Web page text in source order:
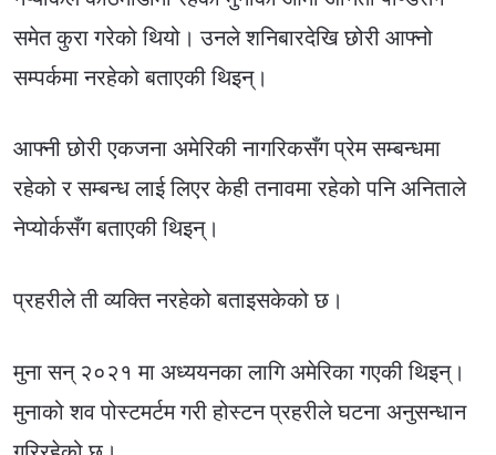
समेत कुरा गरेको थियो। उनले शनिबारदेखि छोरी आफ्नो
सम्पर्कमा नरहेको बताएकी थिइन्।
आफ्नी छोरी एकजना अमेरिकी नागरिकसँग प्रेम सम्बन्धमा
रहेको र सम्बन्ध लाई लिएर केही तनावमा रहेको पनि अनिताले
नेप्योर्कसँग बताएकी थिइन्।
प्रहरीले ती व्यक्ति नरहेको बताइसकेको छ।
मुना सन् २०२१ मा अध्ययनका लागि अमेरिका गएकी थिइन्।
मुनाको शव पोस्टमर्टम गरी होस्टन प्रहरीले घटना अनुसन्धान